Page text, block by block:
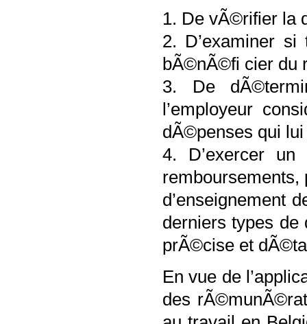
1. De vÃ©rifier la
2. D’examiner
bÃ©nÃ©fi cier du
3. De
l’employeur
dÃ©penses qui
4. D’exercer
remboursements,
d’enseignement
derniers types de
prÃ©cise et
En vue de
des